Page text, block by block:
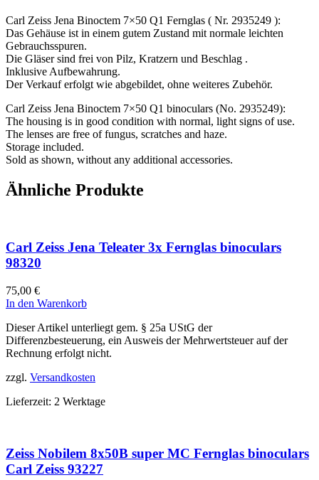
Carl Zeiss Jena Binoctem 7×50 Q1 Fernglas ( Nr. 2935249 ):
Das Gehäuse ist in einem gutem Zustand mit normale leichten
Gebrauchsspuren.
Die Gläser sind frei von Pilz, Kratzern und Beschlag .
Inklusive Aufbewahrung.
Der Verkauf erfolgt wie abgebildet, ohne weiteres Zubehör.
Carl Zeiss Jena Binoctem 7×50 Q1 binoculars (No. 2935249):
The housing is in good condition with normal, light signs of use.
The lenses are free of fungus, scratches and haze.
Storage included.
Sold as shown, without any additional accessories.
Ähnliche Produkte
Carl Zeiss Jena Teleater 3x Fernglas binoculars
98320
75,00 €
In den Warenkorb
Dieser Artikel unterliegt gem. § 25a UStG der
Differenzbesteuerung, ein Ausweis der Mehrwertsteuer auf der
Rechnung erfolgt nicht.
zzgl. Versandkosten
Lieferzeit: 2 Werktage
Zeiss Nobilem 8x50B super MC Fernglas binoculars
Carl Zeiss 93227